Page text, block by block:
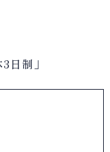
日制」